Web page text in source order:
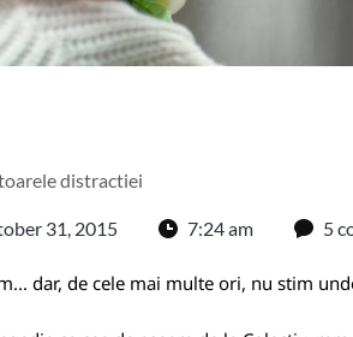
distractiei
31, 2015 7:24 am 5
dar, de cele mai multe ori, nu stim